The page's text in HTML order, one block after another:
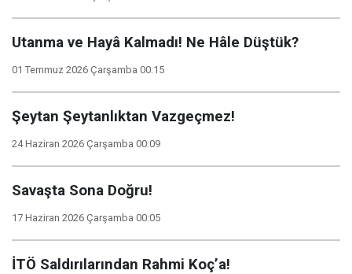
Utanma ve Hayâ Kalmadı! Ne Hâle Düştük?
01 Temmuz 2026 Çarşamba 00:15
Şeytan Şeytanlıktan Vazgeçmez!
24 Haziran 2026 Çarşamba 00:09
Savaşta Sona Doğru!
17 Haziran 2026 Çarşamba 00:05
İTÖ Saldırılarından Rahmi Koç’a!